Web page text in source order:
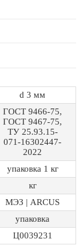
d 3 мм
ГОСТ 9466-75,
ГОСТ 9467-75,
ТУ 25.93.15-
071-16302447-
2022
упаковка 1 кг
кг
МЭЗ | ARCUS
упаковка
Ц0039231